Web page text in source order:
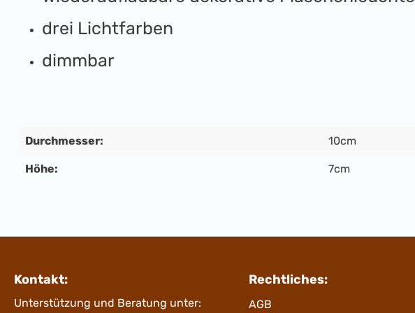
drei Lichtfarben
dimmbar
Durchmesser: 10cm
Höhe: 7cm
Kontakt:
Unterstützung und Beratung unter:
Rechtliches:
AGB